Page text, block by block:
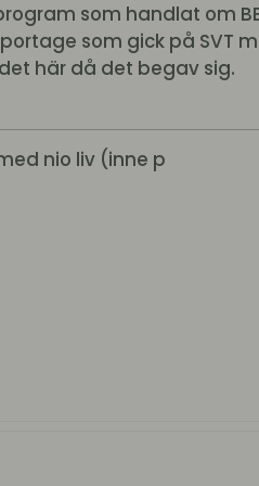
som handlat om
som gick på
här då det begav sig.
nio liv (inne p